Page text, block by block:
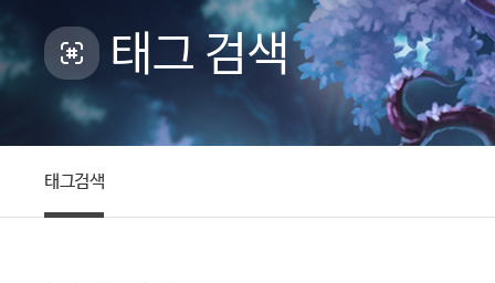
캐시샵 공지
메이플 알림판
with maple
NEXON NOW
추가정보
태그 검색
태그검색